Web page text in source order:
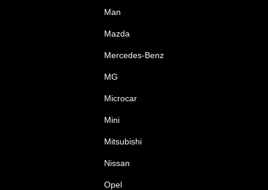
Man
Mazda
Mercedes-Benz
MG
Microcar
Mini
Mitsubishi
Nissan
Opel